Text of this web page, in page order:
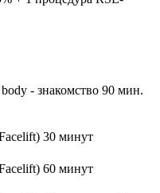
- знакомство 90 мин.
30 минут
60 минут